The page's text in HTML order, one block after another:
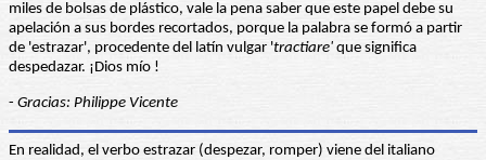
miles de bolsas de plástico, vale la pena saber que este papel debe su
apelación a sus bordes recortados, porque la palabra se formó a partir
de 'estrazar', procedente del latín vulgar 'tractiare' que significa
despedazar. ¡Dios mío !
- Gracias: Philippe Vicente
En realidad, el verbo estrazar (despezar, romper) viene del italiano